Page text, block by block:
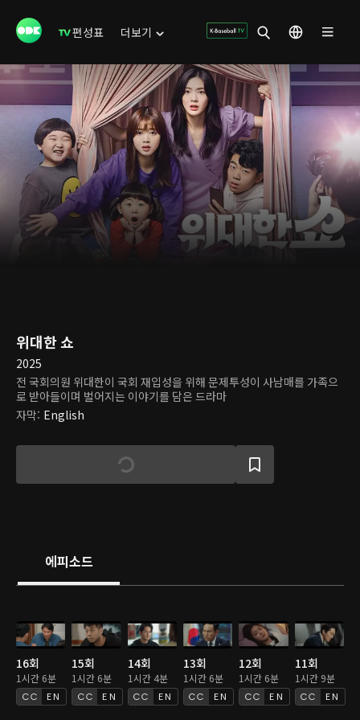
편성표 더보기
위대한 쇼
2025
전 국회의원 위대한이 국회 재입성을 위해 문제투성이 사남매를 가족으
로 받아들이며 벌어지는 이야기를 담은 드라마
자막: English
에피소드
16회
1시간 6분
EN
15회
1시간 6분
EN
14회
1시간 4분
EN
13회
1시간 6분
EN
12회
1시간 6분
EN
11회
1시간 9분
EN